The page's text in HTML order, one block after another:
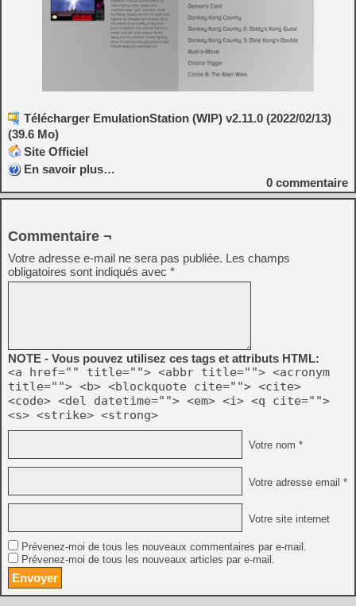
Télécharger EmulationStation (WIP) v2.11.0 (2022/02/13)
(39.6 Mo)
Site Officiel
En savoir plus…
0 commentaire
Commentaire ¬
Votre adresse e-mail ne sera pas publiée. Les champs
obligatoires sont indiqués avec *
NOTE - Vous pouvez utilisez ces tags et attributs HTML:
<a href="" title=""> <abbr title=""> <acronym
title=""> <b> <blockquote cite=""> <cite>
<code> <del datetime=""> <em> <i> <q cite="">
<s> <strike> <strong>
Votre nom *
Votre adresse email *
Votre site internet
Prévenez-moi de tous les nouveaux commentaires par e-mail.
Prévenez-moi de tous les nouveaux articles par e-mail.